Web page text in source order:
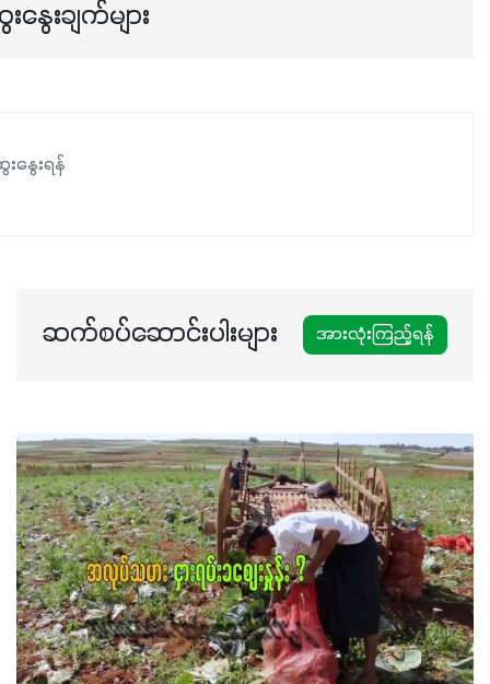
နွေးချက်များ
နွေးရန်
ဆက်စပ်ဆောင်းပါးများ အားလုံးကြည့်ရန်